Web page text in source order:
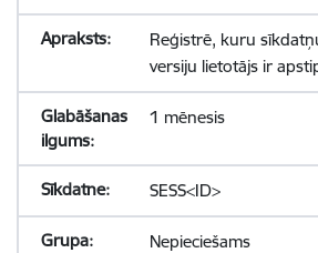
Reģistrē, kuru
versiju lietotājs ir
1 mēnesis
SESS<ID>
Nepieciešams